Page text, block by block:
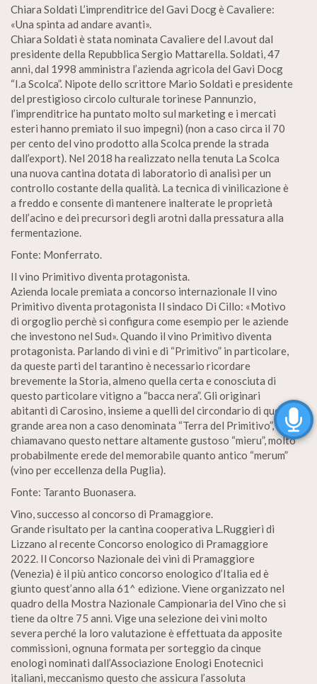
Chiara Soldati L’imprenditrice del Gavi Docg è Cavaliere:
«Una spinta ad andare avanti».
Chiara Soldati è stata nominata Cavaliere del I.avout dal
presidente della Repubblica Sergio Mattarella. Soldati, 47
anni, dal 1998 amministra l’azienda agricola del Gavi Docg
“I.a Scolca”. Nipote dello scrittore Mario Soldati e presidente
del prestigioso circolo culturale torinese Pannunzio,
l’imprenditrice ha puntato molto sul marketing e i mercati
esteri hanno premiato il suo impegni) (non a caso circa il 70
per cento del vino prodotto alla Scolca prende la strada
dall’export). Nel 2018 ha realizzato nella tenuta La Scolca
una nuova cantina dotata di laboratorio di analisi per un
controllo costante della qualità. La tecnica di vinilicazione è
a freddo e consente di mantenere inalterate le proprietà
dell’acino e dei precursori degli arotni dalla pressatura alla
fermentazione.
Fonte: Monferrato.
Il vino Primitivo diventa protagonista.
Azienda locale premiata a concorso internazionale Il vino
Primitivo diventa protagonista Il sindaco Di Cillo: «Motivo
di orgoglio perchè si configura come esempio per le aziende
che investono nel Sud». Quando il vino Primitivo diventa
protagonista. Parlando di vini e di “Primitivo” in particolare,
da queste parti del tarantino è necessario ricordare
brevemente la Storia, almeno quella certa e conosciuta di
questo particolare vitigno a “bacca nera”. Gli originari
abitanti di Carosino, insieme a quelli del circondario di questa
grande area non a caso denominata “Terra del Primitivo”,
chiamavano questo nettare altamente gustoso “mieru”, molto
probabilmente erede del memorabile quanto antico “merum”
(vino per eccellenza della Puglia).
Fonte: Taranto Buonasera.
Vino, successo al concorso di Pramaggiore.
Grande risultato per la cantina cooperativa L.Ruggieri di
Lizzano al recente Concorso enologico di Pramaggiore
2022. Il Concorso Nazionale dei vini di Pramaggiore
(Venezia) è il più antico concorso enologico d’Italia ed è
giunto quest’anno alla 61^ edizione. Viene organizzato nel
quadro della Mostra Nazionale Campionaria del Vino che si
tiene da oltre 75 anni. Vige una selezione dei vini molto
severa perché la loro valutazione è effettuata da apposite
commissioni, ognuna formata per sorteggio da cinque
enologi nominati dall’Associazione Enologi Enotecnici
italiani, meccanismo questo che assicura l’assoluta